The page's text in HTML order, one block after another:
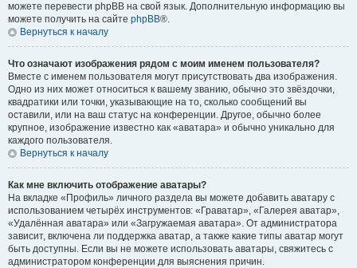
можете перевести phpBB на свой язык. Дополнительную информацию вы
можете получить на сайте phpBB®.
Вернуться к началу
Что означают изображения рядом с моим именем пользователя?
Вместе с именем пользователя могут присутствовать два изображения.
Одно из них может относиться к вашему званию, обычно это звёздочки,
квадратики или точки, указывающие на то, сколько сообщений вы
оставили, или на ваш статус на конференции. Другое, обычно более
крупное, изображение известно как «аватара» и обычно уникально для
каждого пользователя.
Вернуться к началу
Как мне включить отображение аватары?
На вкладке «Профиль» личного раздела вы можете добавить аватару с
использованием четырёх инструментов: «Граватар», «Галерея аватар»,
«Удалённая аватара» или «Загружаемая аватара». От администратора
зависит, включена ли поддержка аватар, а также какие типы аватар могут
быть доступны. Если вы не можете использовать аватары, свяжитесь с
администратором конференции для выяснения причин.